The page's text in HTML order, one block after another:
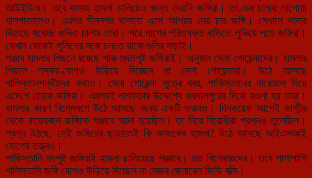
আইইডিও। তবে থানায় হামলা চালিয়েও ক্ষন্ত দেয়নি জঙ্গিরা। তাণ্ডব চালায় লাগোয়া
হাসপাতালেও। এরপর দীননগর থানাতে এসে আশ্রয় নেয় চার জঙ্গি। সেখানে থানার
ভিতড়ে যথেচ্ছ গুলিও চালায় তারা। পরে পাশের পরিত্যক্ত বাড়িতে লুকিয়ে পড়ে জঙ্গিরা।
সেখান থেকেই পুলিসের সঙ্গে চলতে থাকে গুলির লড়াই।
পঞ্জাব হামলার পিছনে রয়েছে পাক মদতপুষ্ট জঙ্গিরাই। অনুমান সেনা গোয়েন্দাদের। হামলার
পিছনে লস্কর-যোগও উড়িয়ে দিচ্ছেন না সেনা গোয়েন্দারা। উঠে আসছে
খালিস্তানপন্থীদের কথাও। সেনা গোয়েন্দা সূত্রে খবর, পাকিস্তানের নারোয়াল দিয়ে
এদেশে ঢোকে জঙ্গিরা। এরপরই নাশকতার উদ্দেশ্যে গুরদাসপুরের দিকে রওনা হয় তারা।
হামলার কারণ বিশ্লেষণে উঠে আসছে অন্য একটি তত্ত্বও। দিনকয়েক আগেই কাশ্মীর
থেকে কয়েকজন জঙ্গিকে পঞ্জাবে আনা হয়েছিল। তা নিয়ে বিরোধীরা প্রশ্নও তুলেছিল।
প্রশ্ন উঠছে, সেই জঙ্গিদের ছাড়াতেই কি আজকের হামলা? উঠে আসছে আইএসআই
যোগের তত্ত্বও।
পাকিস্তানি মদপুষ্ট জঙ্গিরাই হামলা চালিয়েছে পঞ্জাবে। মত বিশেষজ্ঞদের। তবে পাশাপাশি
খালিস্তানি জঙ্গি যোগও উড়িয়ে দিচ্ছেন না মেজর জেনারেল জিডি বক্সি।